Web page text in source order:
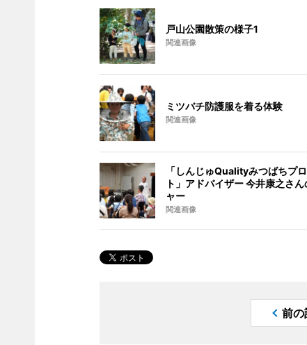
戸山公園散策の様子1
関連画像
ミツバチ防護服を着る体験
関連画像
「しんじゅQualityみつばちプ
ト」アドバイザー 今井康之さ
ャー
関連画像
前の